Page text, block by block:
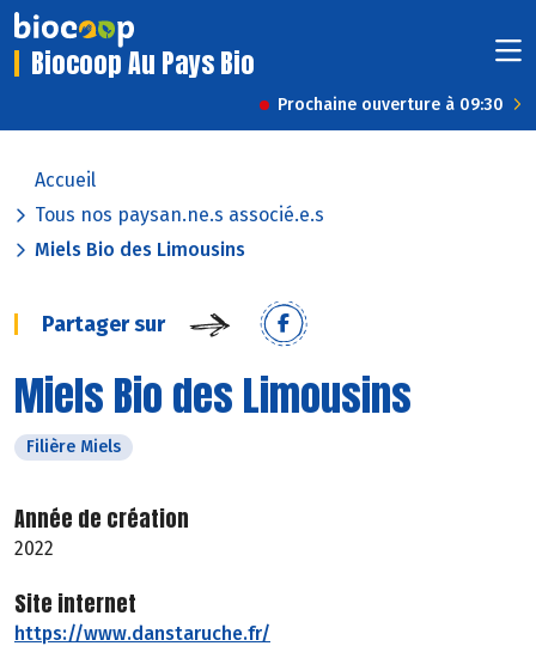
Biocoop Au Pays Bio
Prochaine ouverture à 09:30
Accueil
Tous nos paysan.ne.s associé.e.s
Miels Bio des Limousins
Partager sur
Miels Bio des Limousins
Filière Miels
Année de création
2022
Site internet
https://www.danstaruche.fr/